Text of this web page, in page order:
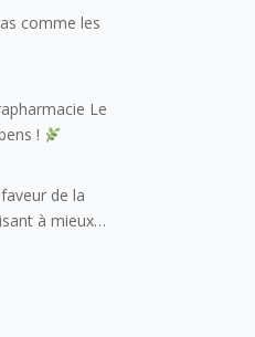
et amis
genevois
et
comme les
Le
!
faveur de la
à mieux
des risques